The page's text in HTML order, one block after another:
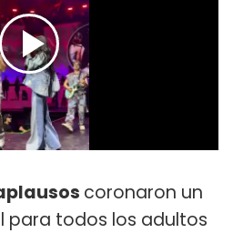
coronaron un
para todos los adultos